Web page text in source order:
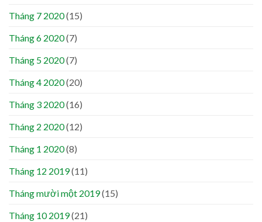
Tháng 7 2020(15)
Tháng 6 2020(7)
Tháng 5 2020(7)
Tháng 4 2020(20)
Tháng 3 2020(16)
Tháng 2 2020(12)
Tháng 1 2020(8)
Tháng 12 2019(11)
Tháng mười một 2019(15)
Tháng 10 2019(21)